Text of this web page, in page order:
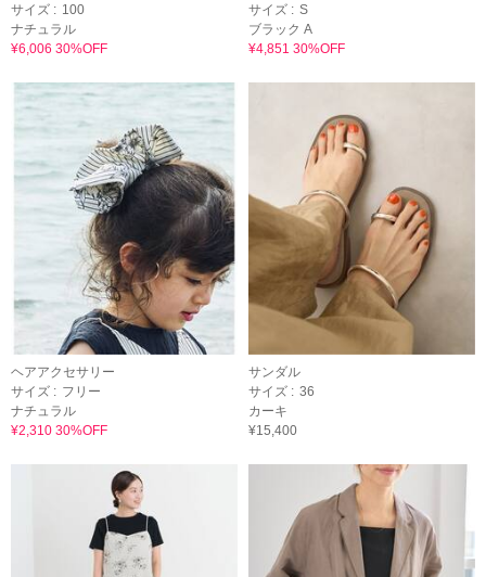
サイズ : 100
ナチュラル
¥6,006 30%OFF
サイズ : S
ブラック A
¥4,851 30%OFF
ヘアアクセサリー
サイズ : フリー
ナチュラル
¥2,310 30%OFF
サンダル
サイズ : 36
カーキ
¥15,400